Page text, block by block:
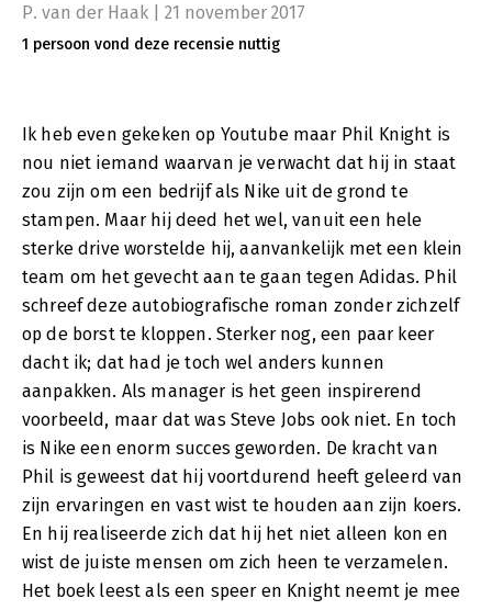
P. van der Haak | 21 november 2017
1 persoon vond deze recensie nuttig
Ik heb even gekeken op Youtube maar Phil Knight is
nou niet iemand waarvan je verwacht dat hij in staat
zou zijn om een bedrijf als Nike uit de grond te
stampen. Maar hij deed het wel, vanuit een hele
sterke drive worstelde hij, aanvankelijk met een klein
team om het gevecht aan te gaan tegen Adidas. Phil
schreef deze autobiografische roman zonder zichzelf
op de borst te kloppen. Sterker nog, een paar keer
dacht ik; dat had je toch wel anders kunnen
aanpakken. Als manager is het geen inspirerend
voorbeeld, maar dat was Steve Jobs ook niet. En toch
is Nike een enorm succes geworden. De kracht van
Phil is geweest dat hij voortdurend heeft geleerd van
zijn ervaringen en vast wist te houden aan zijn koers.
En hij realiseerde zich dat hij het niet alleen kon en
wist de juiste mensen om zich heen te verzamelen.
Het boek leest als een speer en Knight neemt je mee